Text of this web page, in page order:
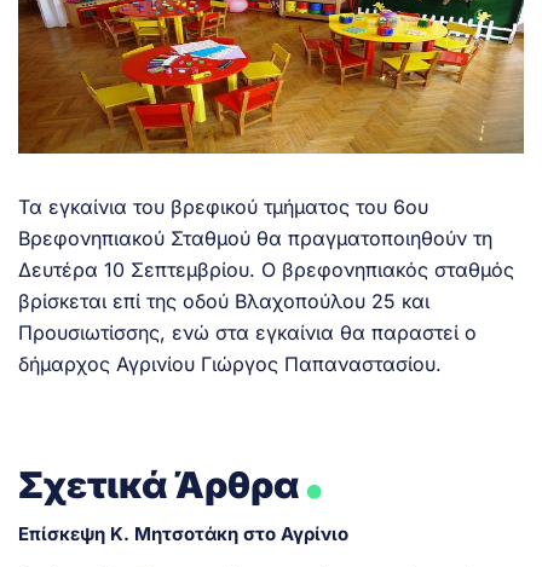
Τα εγκαίνια του βρεφικού τμήματος του 6ου
Βρεφονηπιακού Σταθμού θα πραγματοποιηθούν τη
Δευτέρα 10 Σεπτεμβρίου. Ο βρεφονηπιακός σταθμός
βρίσκεται επί της οδού Βλαχοπούλου 25 και
Προυσιωτίσσης, ενώ στα εγκαίνια θα παραστεί ο
δήμαρχος Αγρινίου Γιώργος Παπαναστασίου.
Σχετικά Άρθρα.
Επίσκεψη Κ. Μητσοτάκη στο Αγρίνιο